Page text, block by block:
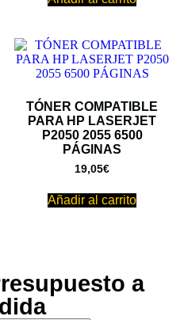
TÓNER COMPATIBLE
PARA HP LASERJET
P2050 2055 6500
PÁGINAS
19,05€
Añadir al carrito
a